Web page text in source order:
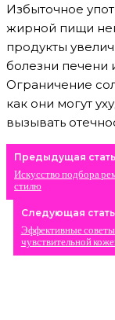
Избыточное
жирной пищи
продукты
болезни печени
Ограничение
как они могут
вызывать
Предыдущая
Искусство подбора
стилю
Следующая
Эффективные
чувствительной